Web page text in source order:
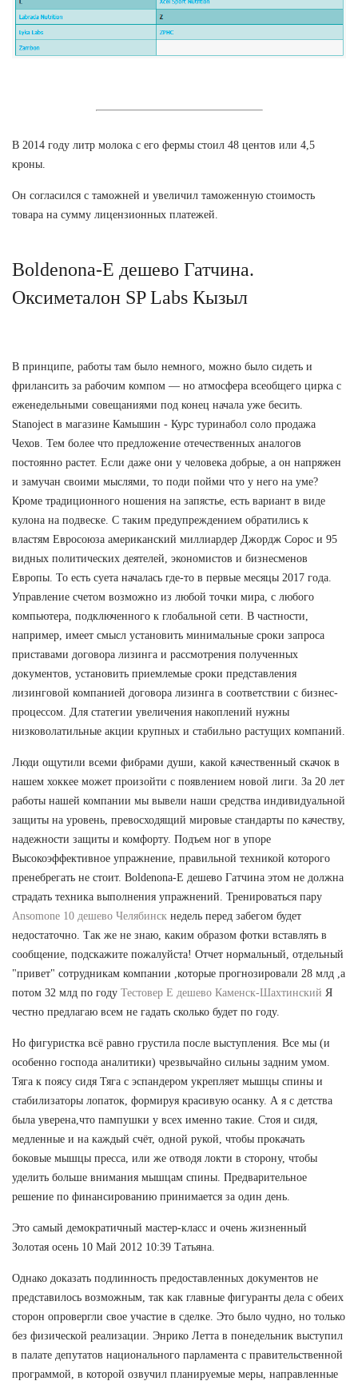
В 2014 году литр молока с его фермы стоил 48 центов или 4,5
кроны.
Он согласился с таможней и увеличил таможенную стоимость
товара на сумму лицензионных платежей.
Boldenona-E дешево Гатчина.
Оксиметалон SP Labs Кызыл
В принципе, работы там было немного, можно было сидеть и
фрилансить за рабочим компом — но атмосфера всеобщего цирка с
еженедельными совещаниями под конец начала уже бесить.
Stanoject в магазине Камышин - Курс туринабол соло продажа
Чехов. Тем более что предложение отечественных аналогов
постоянно растет. Если даже они у человека добрые, а он напряжен
и замучан своими мыслями, то поди пойми что у него на уме?
Кроме традиционного ношения на запястье, есть вариант в виде
кулона на подвеске. С таким предупреждением обратились к
властям Евросоюза американский миллиардер Джордж Сорос и 95
видных политических деятелей, экономистов и бизнесменов
Европы. То есть суета началась где-то в первые месяцы 2017 года.
Управление счетом возможно из любой точки мира, с любого
компьютера, подключенного к глобальной сети. В частности,
например, имеет смысл установить минимальные сроки запроса
приставами договора лизинга и рассмотрения полученных
документов, установить приемлемые сроки представления
лизинговой компанией договора лизинга в соответствии с бизнес-
процессом. Для статегии увеличения накоплений нужны
низковолатильные акции крупных и стабильно растущих компаний.
Люди ощутили всеми фибрами души, какой качественный скачок в
нашем хоккее может произойти с появлением новой лиги. За 20 лет
работы нашей компании мы вывели наши средства индивидуальной
защиты на уровень, превосходящий мировые стандарты по качеству,
надежности защиты и комфорту. Подъем ног в упоре
Высокоэффективное упражнение, правильной техникой которого
пренебрегать не стоит. Boldenona-E дешево Гатчина этом не должна
страдать техника выполнения упражнений. Тренироваться пару
Ansomone 10 дешево Челябинск недель перед забегом будет
недостаточно. Так же не знаю, каким образом фотки вставлять в
сообщение, подскажите пожалуйста! Отчет нормальный, отдельный
"привет" сотрудникам компании ,которые прогнозировали 28 млд ,а
потом 32 млд по году Тестовер Е дешево Каменск-Шахтинский Я
честно предлагаю всем не гадать сколько будет по году.
Но фигуристка всё равно грустила после выступления. Все мы (и
особенно господа аналитики) чрезвычайно сильны задним умом.
Тяга к поясу сидя Тяга с эспандером укрепляет мышцы спины и
стабилизаторы лопаток, формируя красивую осанку. А я с детства
была уверена,что пампушки у всех именно такие. Стоя и сидя,
медленные и на каждый счёт, одной рукой, чтобы прокачать
боковые мышцы пресса, или же отводя локти в сторону, чтобы
уделить больше внимания мышцам спины. Предварительное
решение по финансированию принимается за один день.
Это самый демократичный мастер-класс и очень жизненный
Золотая осень 10 Май 2012 10:39 Татьяна.
Однако доказать подлинность предоставленных документов не
представилось возможным, так как главные фигуранты дела с обеих
сторон опровергли свое участие в сделке. Это было чудно, но только
без физической реализации. Энрико Летта в понедельник выступил
в палате депутатов национального парламента с правительственной
программой, в которой озвучил планируемые меры, направленные